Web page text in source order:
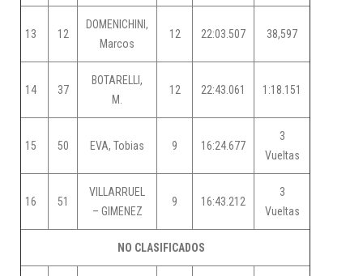
13 12
DOMENICHINI,
Marcos
12 22:03.507 38,597
14 37
BOTARELLI,
M.
12 22:43.061 1:18.151
15 50 EVA, Tobias 9 16:24.677
3
Vueltas
16 51
VILLARRUEL
– GIMENEZ
9 16:43.212
3
Vueltas
NO CLASIFICADOS